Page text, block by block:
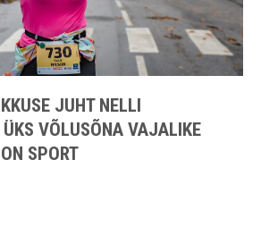
JUHT NELLI
VÕLUSÕNA VAJALIKE
SPORT